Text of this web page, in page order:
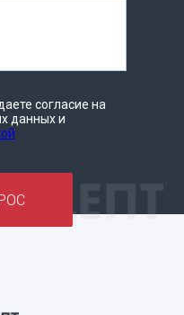
согласие на
данных и